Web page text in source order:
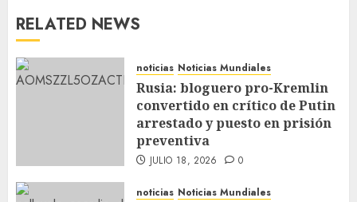
RELATED NEWS
noticias Noticias Mundiales
Rusia: bloguero pro-Kremlin
convertido en crítico de Putin
arrestado y puesto en prisión
preventiva
JULIO 18, 2026 0
noticias Noticias Mundiales